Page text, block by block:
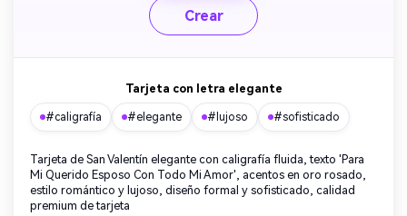
Crear
Tarjeta con letra elegante
#caligrafía #elegante #lujoso #sofisticado
Tarjeta de San Valentín elegante con caligrafía fluida, texto 'Para
Mi Querido Esposo Con Todo Mi Amor', acentos en oro rosado,
estilo romántico y lujoso, diseño formal y sofisticado, calidad
premium de tarjeta